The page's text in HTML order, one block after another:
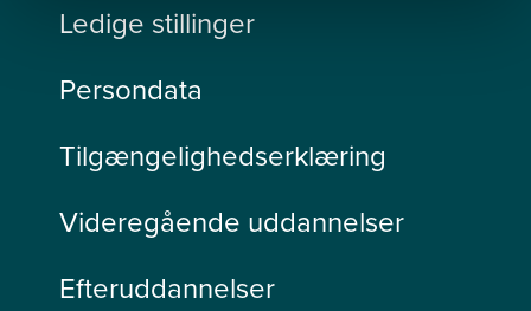
Ledige stillinger
Persondata
Tilgængelighedserklæring
Videregående uddannelser
Efteruddannelser